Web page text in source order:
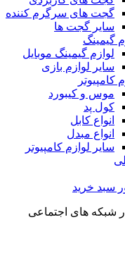
گجت های سرگرم کننده
سایر گجت ها
گیمینگ
لوازم گیمینگ موبایل
سایر لوازم بازی
کامپیوتر
موس و کیبورد
کول پد
انواع کابل
انواع مبدل
سایر لوازم کامپیوتر
سبد خرید
شبکه های اجتماعی